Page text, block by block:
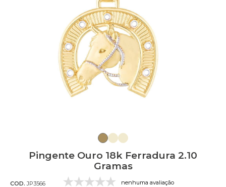
Pingente Ouro 18k Ferradura 2.10
Gramas
COD. JP3566 nenhuma avaliação